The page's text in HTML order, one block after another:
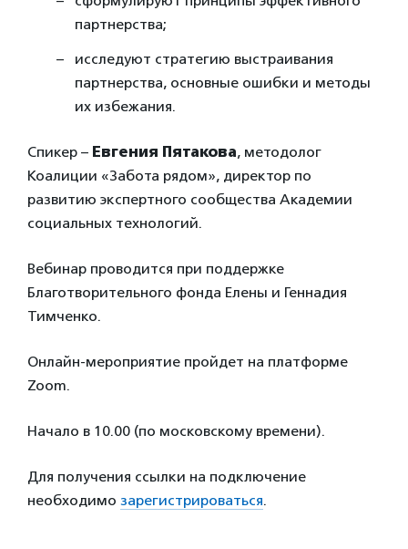
партнерства;
исследуют стратегию выстраивания
партнерства, основные ошибки и методы
их избежания.
Спикер – Евгения Пятакова, методолог
Коалиции «Забота рядом», директор по
развитию экспертного сообщества Академии
социальных технологий.
Вебинар проводится при поддержке
Благотворительного фонда Елены и Геннадия
Тимченко.
Онлайн-мероприятие пройдет на платформе
Zoom.
Начало в 10.00 (по московскому времени).
Для получения ссылки на подключение
необходимо зарегистрироваться.